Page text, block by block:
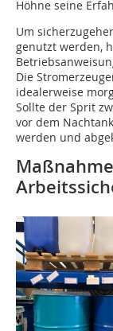
Höhne seine
Um
genutzt werden,
Die
idealerweise
Sollte der Sprit
vor dem
werden und